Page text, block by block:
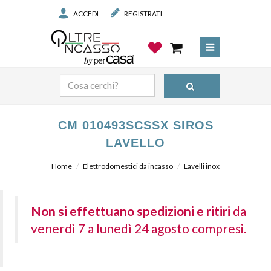
ACCEDI REGISTRATI
CM 010493SCSSX SIROS
LAVELLO
Home Elettrodomestici da incasso Lavelli inox
Non si effettuano spedizioni e ritiri da
venerdì 7 a lunedì 24 agosto compresi.